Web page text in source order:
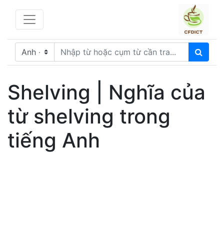
Shelving | Nghĩa của
từ shelving trong
tiếng Anh